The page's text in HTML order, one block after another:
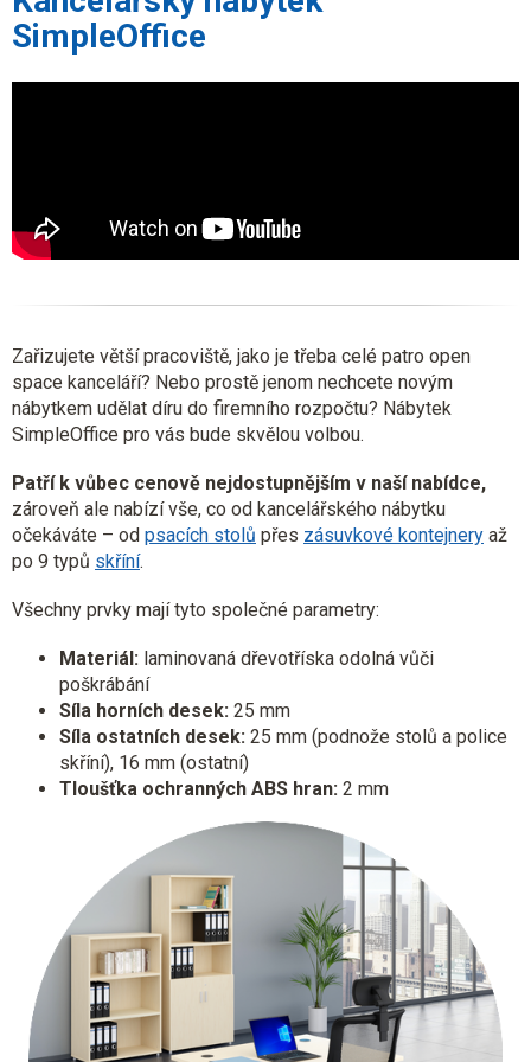
r
y
u
SimpleOffice
Zařizujete větší pracoviště, jako je třeba celé patro open
space kanceláří? Nebo prostě jenom nechcete novým
nábytkem udělat díru do firemního rozpočtu? Nábytek
SimpleOffice pro vás bude skvělou volbou.
Patří k vůbec cenově nejdostupnějším v naší nabídce,
zároveň ale nabízí vše, co od kancelářského nábytku
očekáváte – od psacích stolů přes zásuvkové kontejnery až
po 9 typů skříní.
Všechny prvky mají tyto společné parametry:
Materiál: laminovaná dřevotříska odolná vůči
poškrábání
Síla horních desek: 25 mm
Síla ostatních desek: 25 mm (podnože stolů a police
skříní), 16 mm (ostatní)
Tloušťka ochranných ABS hran: 2 mm